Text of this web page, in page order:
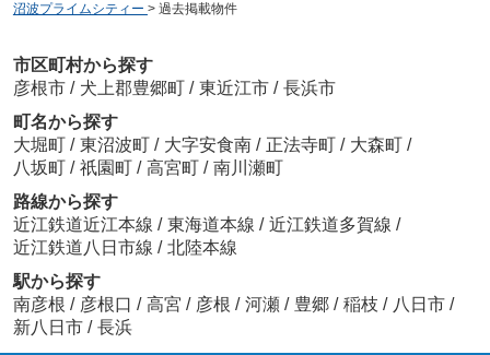
沼波プライムシティー > 過去掲載物件
市区町村から探す
彦根市 / 犬上郡豊郷町 / 東近江市 / 長浜市
町名から探す
大堀町 / 東沼波町 / 大字安食南 / 正法寺町 / 大森町 /
八坂町 / 祇園町 / 高宮町 / 南川瀬町
路線から探す
近江鉄道近江本線 / 東海道本線 / 近江鉄道多賀線 /
近江鉄道八日市線 / 北陸本線
駅から探す
南彦根 / 彦根口 / 高宮 / 彦根 / 河瀬 / 豊郷 / 稲枝 / 八日市 /
新八日市 / 長浜